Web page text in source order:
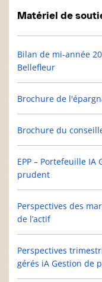
Matériel de
Bilan de mi-année
Bellefleur
Brochure de
Brochure du
EPP – Portefeuille
prudent
Perspectives des
de l’actif
Perspectives
gérés iA Gestion de